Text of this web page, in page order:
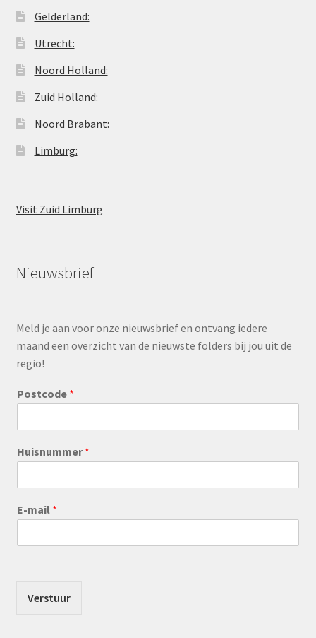
Gelderland:
Utrecht:
Noord Holland:
Zuid Holland:
Noord Brabant:
Limburg:
Visit Zuid Limburg
Nieuwsbrief
Meld je aan voor onze nieuwsbrief en ontvang iedere
maand een overzicht van de nieuwste folders bij jou uit de
regio!
Postcode *
Huisnummer*
E-mail *
Verstuur